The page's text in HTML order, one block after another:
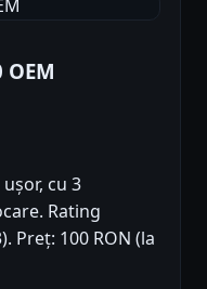
cu 3
Rating
Preț: 100 RON (la